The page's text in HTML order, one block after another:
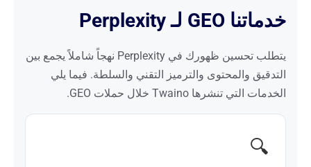
خدماتنا GEO لـ Perplexity
يتطلب تحسين ظهورك في Perplexity نهجاً شاملاً يجمع بين
التدقيق والمحتوى والترميز التقني والسلطة. فيما يلي
الخدمات التي تنشرها Twaino خلال حملات GEO.
🔍